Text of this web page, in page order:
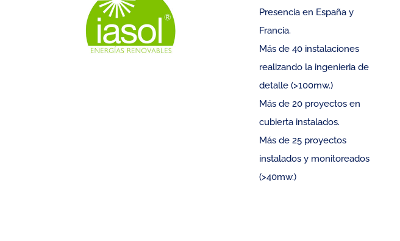
Presencia en España y
Francia.
Más de 40 instalaciones
realizando la ingenieria de
detalle (>100mw.)
Más de 20 proyectos en
cubierta instalados.
Más de 25 proyectos
instalados y monitoreados
(>40mw.)